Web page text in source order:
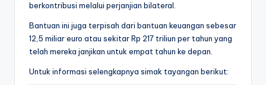
berkontribusi melalui perjanjian bilateral.
Bantuan ini juga terpisah dari bantuan keuangan sebesar
12,5 miliar euro atau sekitar Rp 217 triliun per tahun yang
telah mereka janjikan untuk empat tahun ke depan.
Untuk informasi selengkapnya simak tayangan berikut: